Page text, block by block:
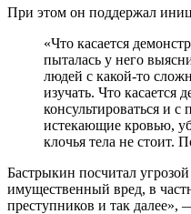
При этом он поддержал
«Что касается
пыталась у него
людей с какой-то
изучать. Что
консультироваться и
истекающие кровью,
клочья тела не стоит.
Бастрыкин посчитал
имущественный вред, в
преступников и так далее»,